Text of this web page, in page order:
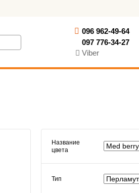
096 962-49-64
097 776-34-27
Viber
Название
цвета
Тип